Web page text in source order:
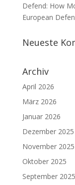
Defend: How
European
Neueste
Archiv
April 2026
März 2026
Januar 2026
Dezember 2025
November 2025
Oktober 2025
September 2025